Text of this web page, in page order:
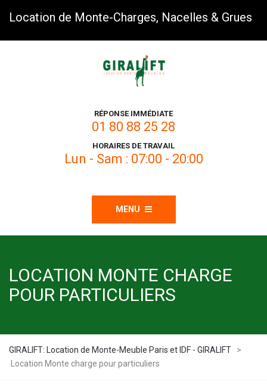
Location de Monte-Charges, Nacelles & Grues
RÉPONSE IMMÉDIATE
01 80 88 25 28
HORAIRES DE TRAVAIL
Lun - Sam : 07:00 - 20:00
MENU
LOCATION MONTE CHARGE
POUR PARTICULIERS
GIRALIFT: Location de Monte-Meuble Paris et IDF - GIRALIFT
>
Location Monte charge pour particuliers